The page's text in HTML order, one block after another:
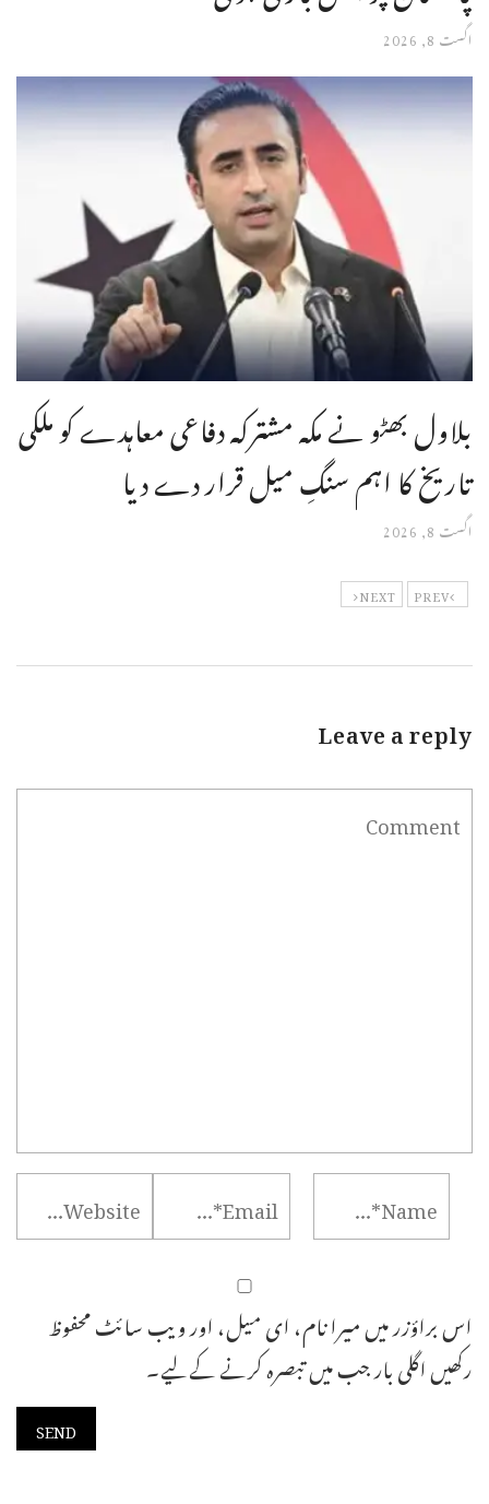
اگست 8, 2026
بلاول بھٹو نے مکہ مشترکہ دفاعی معاہدے کو ملکی
تاریخ کا اہم سنگِ میل قرار دے دیا
اگست 8, 2026
PREV
NEXT
Leave a reply
اس براؤزر میں میرا نام، ای میل، اور ویب سائٹ محفوظ
رکھیں اگلی بار جب میں تبصرہ کرنے کےلیے۔